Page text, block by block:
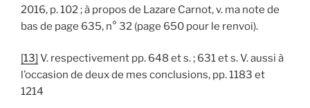
2016, p. 102 ; à propos de Lazare Carnot, v. ma note de
bas de page 635, n° 32 (page 650 pour le renvoi).
[13] V. respectivement pp. 648 et s. ; 631 et s. V. aussi à
l’occasion de deux de mes conclusions, pp. 1183 et
1214